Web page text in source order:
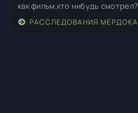
как фильм,кто нибудь смотрел?
РАССЛЕДОВАНИЯ МЕРДОКА